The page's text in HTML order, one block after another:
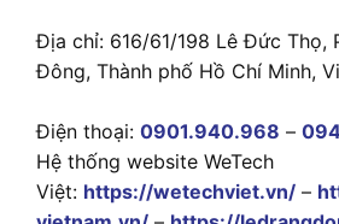
Địa chỉ: 616/61/198 Lê Đức Thọ,
Đông, Thành phố Hồ Chí Minh,
Điện thoại: 0901.940.968 –
Hệ thống website WeTech
Việt: https://wetechviet.vn/ –